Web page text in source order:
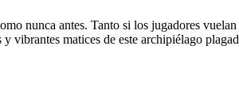
nunca antes. Tanto si los jugadores
vibrantes matices de este archipiélago